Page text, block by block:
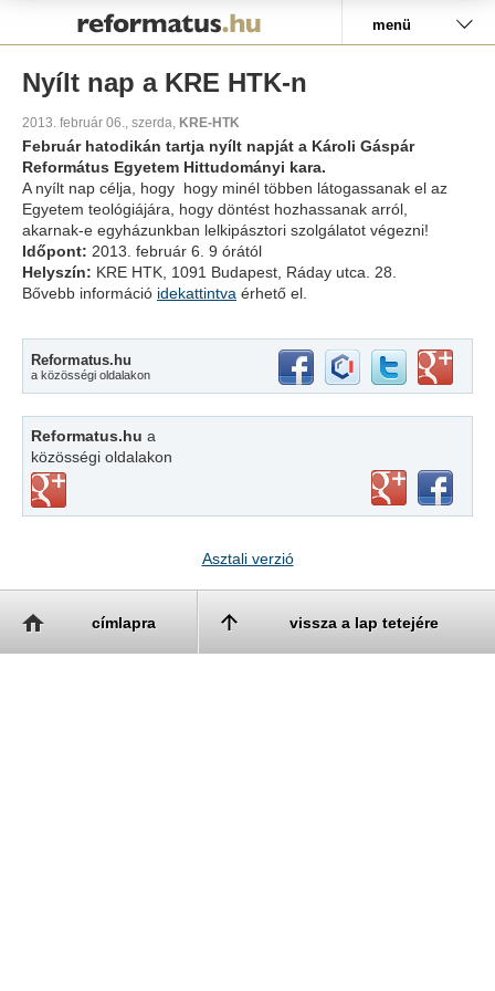
menü
Nyílt nap a KRE HTK-n
2013. február 06., szerda, KRE-HTK
Február hatodikán tartja nyílt napját a Károli Gáspár
Református Egyetem Hittudományi kara.
A nyílt nap célja, hogy hogy minél többen látogassanak el az
Egyetem teológiájára, hogy döntést hozhassanak arról,
akarnak-e egyházunkban lelkipásztori szolgálatot végezni!
Időpont: 2013. február 6. 9 órától
Helyszín: KRE HTK, 1091 Budapest, Ráday utca. 28.
Bővebb információ idekattintva érhető el.
Reformatus.hu
a közösségi oldalakon
Reformatus.hu a
közösségi oldalakon
Asztali verzió
címlapra vissza a lap tetejére